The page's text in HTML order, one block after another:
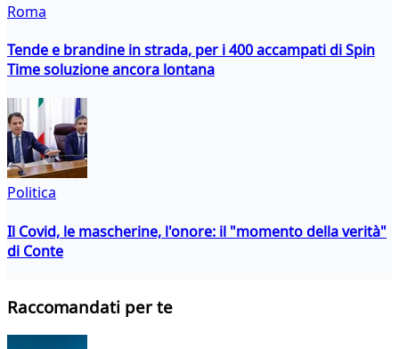
Roma
Tende e brandine in strada, per i 400 accampati di Spin
Time soluzione ancora lontana
Politica
Il Covid, le mascherine, l'onore: il "momento della verità"
di Conte
Raccomandati per te